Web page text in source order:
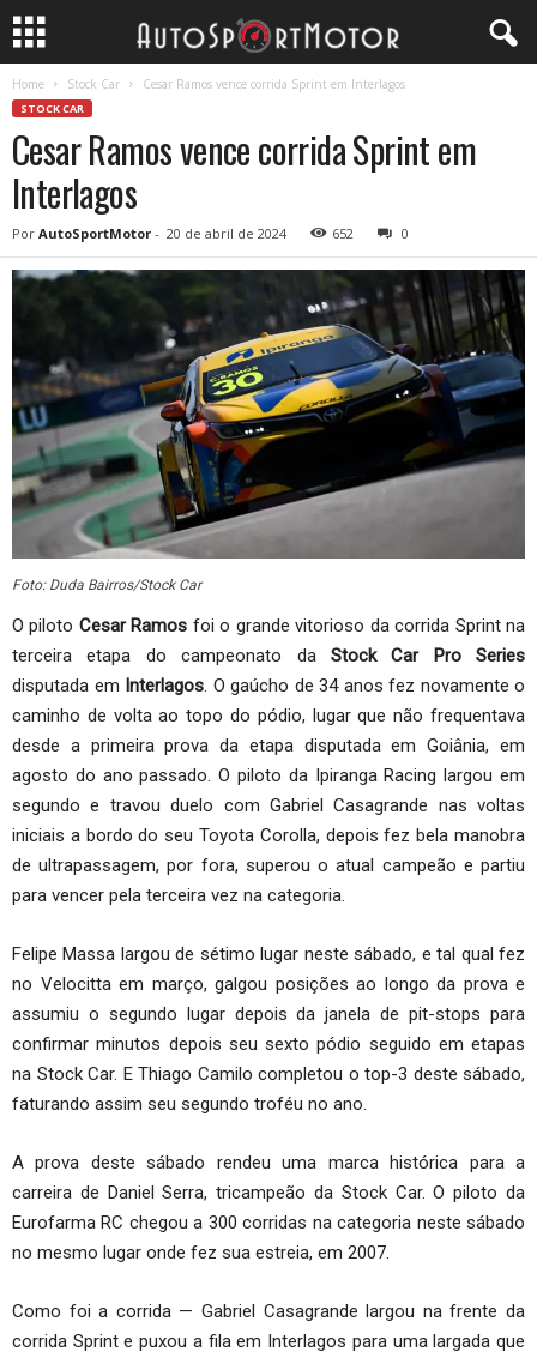
Home Stock Car Cesar Ramos vence corrida Sprint em Interlagos
STOCK CAR
Cesar Ramos vence corrida Sprint em
Interlagos
Por AutoSportMotor - 20 de abril de 2024 652 0
Foto: Duda Bairros/Stock Car
O piloto Cesar Ramos foi o grande vitorioso da corrida Sprint na
terceira etapa do campeonato da Stock Car Pro Series
disputada em Interlagos. O gaúcho de 34 anos fez novamente o
caminho de volta ao topo do pódio, lugar que não frequentava
desde a primeira prova da etapa disputada em Goiânia, em
agosto do ano passado. O piloto da Ipiranga Racing largou em
segundo e travou duelo com Gabriel Casagrande nas voltas
iniciais a bordo do seu Toyota Corolla, depois fez bela manobra
de ultrapassagem, por fora, superou o atual campeão e partiu
para vencer pela terceira vez na categoria.
Felipe Massa largou de sétimo lugar neste sábado, e tal qual fez
no Velocitta em março, galgou posições ao longo da prova e
assumiu o segundo lugar depois da janela de pit-stops para
confirmar minutos depois seu sexto pódio seguido em etapas
na Stock Car. E Thiago Camilo completou o top-3 deste sábado,
faturando assim seu segundo troféu no ano.
A prova deste sábado rendeu uma marca histórica para a
carreira de Daniel Serra, tricampeão da Stock Car. O piloto da
Eurofarma RC chegou a 300 corridas na categoria neste sábado
no mesmo lugar onde fez sua estreia, em 2007.
Como foi a corrida — Gabriel Casagrande largou na frente da
corrida Sprint e puxou a fila em Interlagos para uma largada que